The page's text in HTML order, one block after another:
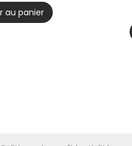
au panier